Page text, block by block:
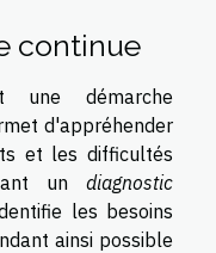
continue
une démarche
d'appréhender
et les difficultés
un diagnostic
les besoins
ainsi possible